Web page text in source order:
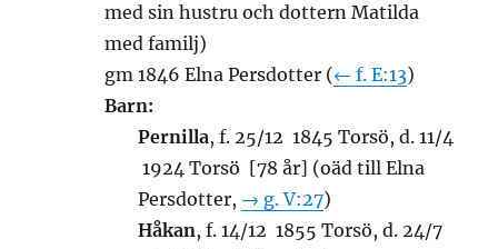
med sin hustru och dottern Matilda
med familj)
gm 1846 Elna Persdotter (← f. E:13)
Barn:
Pernilla, f. 25/12 1845 Torsö, d. 11/4
1924 Torsö [78 år] (oäd till Elna
Persdotter, → g. V:27)
Håkan, f. 14/12 1855 Torsö, d. 24/7